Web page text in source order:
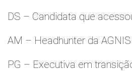
DS – Candidata que
AM – Headhunter da AGNIS
PG – Executiva em